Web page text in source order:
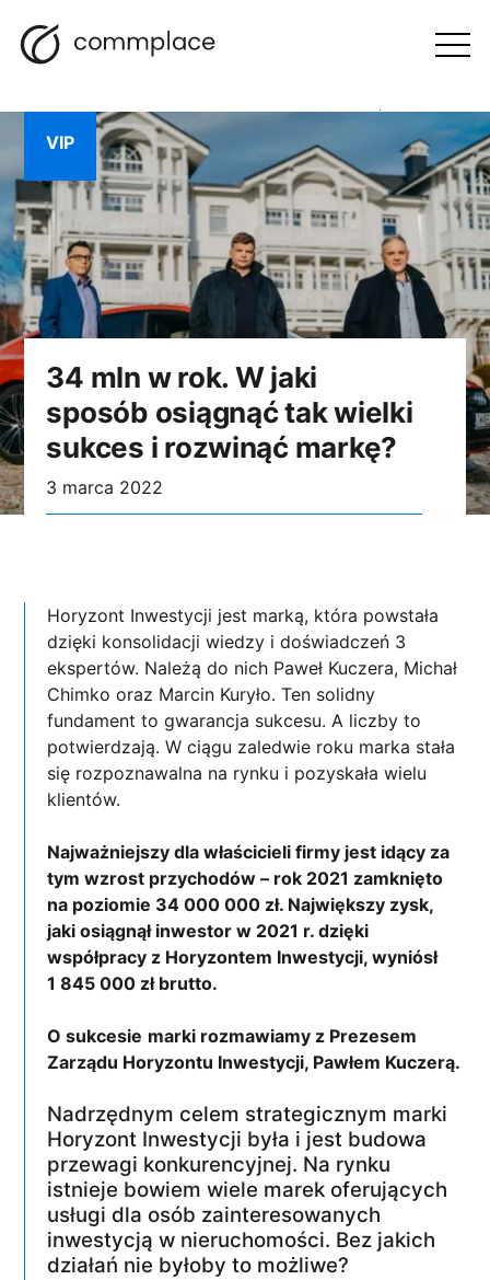
Przejdź
do
Nawigacja
BLOG
34 mln w rok. W jaki
sposób osiągnąć tak wielki
sukces i rozwinąć markę?
3 marca 2022
VIP
Horyzont Inwestycji jest marką, która powstała
dzięki konsolidacji wiedzy i doświadczeń 3
ekspertów. Należą do nich Paweł Kuczera, Michał
Chimko oraz Marcin Kuryło. Ten solidny
fundament to gwarancja sukcesu. A liczby to
potwierdzają. W ciągu zaledwie roku marka stała
się rozpoznawalna na rynku i pozyskała wielu
klientów.
Najważniejszy dla właścicieli firmy jest idący za
tym wzrost przychodów – rok 2021 zamknięto
na poziomie 34 000 000 zł. Największy zysk,
jaki osiągnął inwestor w 2021 r. dzięki
współpracy z Horyzontem Inwestycji, wyniósł
1 845 000 zł brutto.
O sukcesie marki rozmawiamy z Prezesem
Zarządu Horyzontu Inwestycji, Pawłem Kuczerą.
Nadrzędnym celem strategicznym marki
Horyzont Inwestycji była i jest budowa
przewagi konkurencyjnej. Na rynku
istnieje bowiem wiele marek oferujących
usługi dla osób zainteresowanych
inwestycją w nieruchomości. Bez jakich
działań nie byłoby to możliwe?